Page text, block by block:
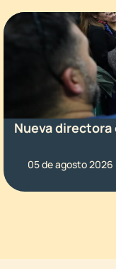
Nueva directora
05 de agosto 2026